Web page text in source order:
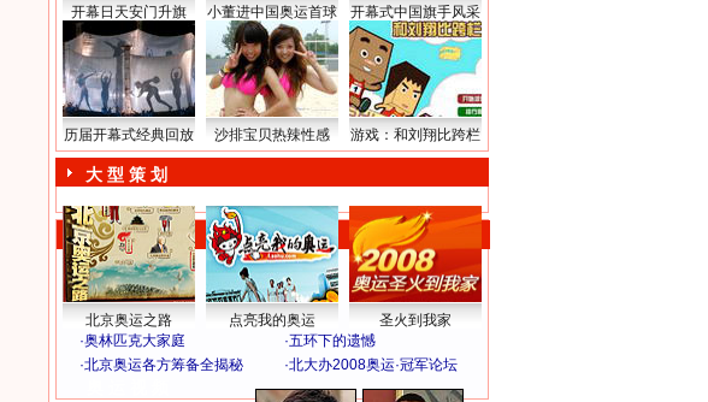
开幕日天安门升旗 小董进中国奥运首球 开幕式中国旗手风采
历届开幕式经典回放 沙排宝贝热辣性感 游戏：和刘翔比跨栏
大 型 策 划
北京奥运之路 点亮我的奥运
圣火到我家
·奥林匹克大家庭 ·五环下的遗憾
·北京奥运各方筹备全揭秘 ·北大办2008奥运·冠军论坛